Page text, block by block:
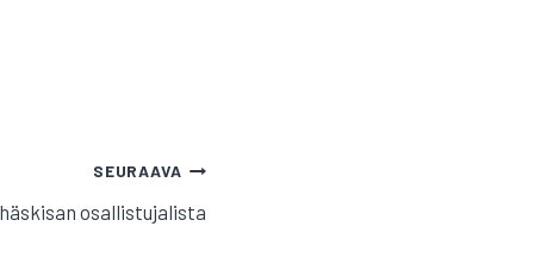
SEURAAVA
osallistujalista